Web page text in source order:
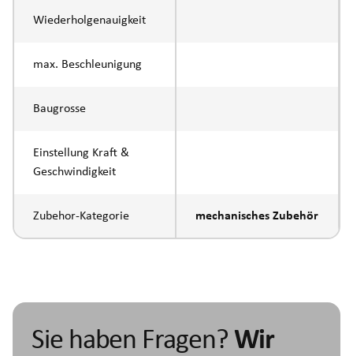
Wiederholgenauigkeit
max. Beschleunigung
Baugrosse
Einstellung Kraft &
Geschwindigkeit
Zubehor-Kategorie mechanisches Zubehör
Sie haben Fragen? Wir